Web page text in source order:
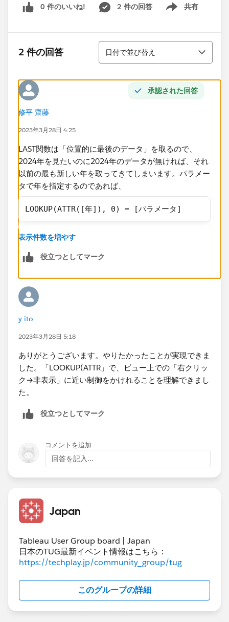
0 件のいいね! 2 件の回答 共有
Show menu
2 件の回答
並び替え
日付で並び替え
承認された回答
修平 齋藤
2023年3月28日 4:25
LAST関数は「位置的に最後のデータ​」を取るので、
2024年を見たいのに2024年のデータが無ければ、それ
以前の最も新しい年を取ってきてしまいます。パラメー
タで年を指定するのであれば、
LOOKUP(ATTR([年]), 0) = [パラメータ]
のようなフィールドを作ってフィルターに入れ、真のみ
を保持するとうまくいくのではないかと思います。​
表示件数を増やす
役立つとしてマーク
y ito
2023年3月28日 5:18
ありがとうございます。やりたかったことが実現できま
した。「​LOOKUP(ATTR」で、ビュー上での「右クリッ
ク→非表示」に近い制御をかけれることを理解できまし
た。
役立つとしてマーク
コメントを追加
回答を記入...
Japan
Tableau User Group board | Japan
日本のTUG最新イベント情報はこちら：
https://techplay.jp/community_group/tug
このグループの詳細